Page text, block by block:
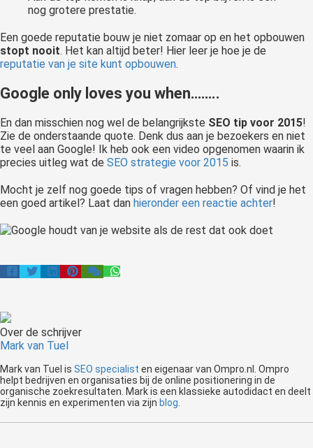
nog grotere prestatie.
Een goede reputatie bouw je niet zomaar op en het opbouwen
stopt nooit. Het kan altijd beter! Hier leer je hoe je de
reputatie van je site kunt opbouwen.
Google only loves you when……..
En dan misschien nog wel de belangrijkste SEO tip voor 2015!
Zie de onderstaande quote. Denk dus aan je bezoekers en niet
te veel aan Google! Ik heb ook een video opgenomen waarin ik
precies uitleg wat de SEO strategie voor 2015 is.
Mocht je zelf nog goede tips of vragen hebben? Of vind je het
een goed artikel? Laat dan hieronder een reactie achter!
Over de schrijver
Mark van Tuel
Mark van Tuel is SEO specialist en eigenaar van Ompro.nl. Ompro
helpt bedrijven en organisaties bij de online positionering in de
organische zoekresultaten. Mark is een klassieke autodidact en deelt
zijn kennis en experimenten via zijn blog